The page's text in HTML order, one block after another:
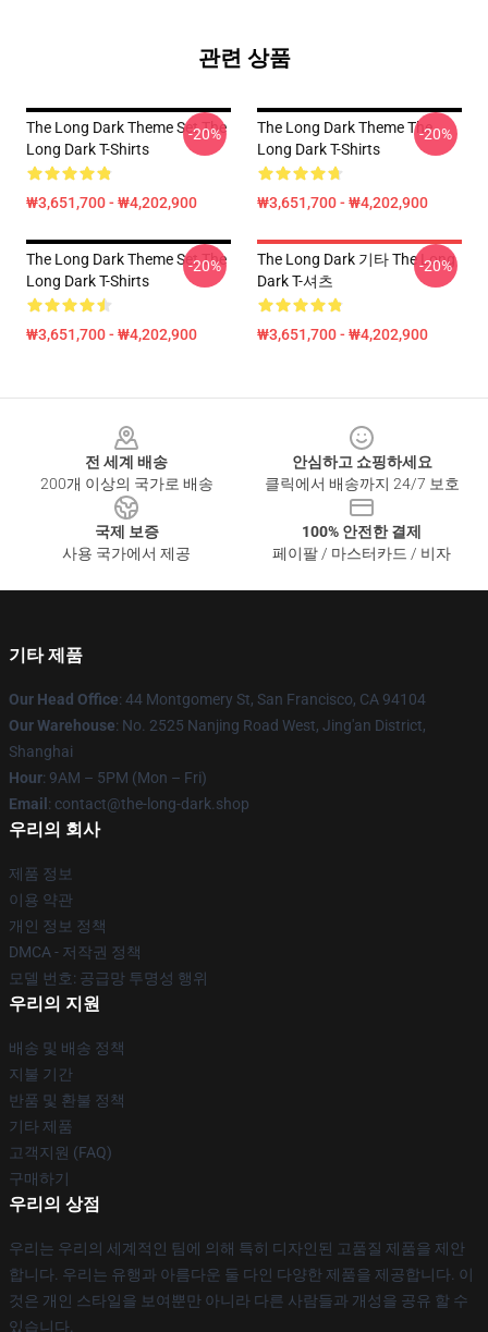
관련 상품
The Long Dark Theme Set The
Long Dark T-Shirts
₩3,651,700 - ₩4,202,900
-20%
The Long Dark Theme The
Long Dark T-Shirts
₩3,651,700 - ₩4,202,900
-20%
The Long Dark Theme Set The
Long Dark T-Shirts
₩3,651,700 - ₩4,202,900
-20%
The Long Dark 기타 The Long
Dark T-셔츠
₩3,651,700 - ₩4,202,900
-20%
전 세계 배송
200개 이상의 국가로 배송
안심하고 쇼핑하세요
클릭에서 배송까지 24/7 보호
국제 보증
사용 국가에서 제공
100% 안전한 결제
페이팔 / 마스터카드 / 비자
기타 제품
Our Head Office: 44 Montgomery St, San Francisco, CA 94104
Our Warehouse: No. 2525 Nanjing Road West, Jing'an District,
Shanghai
Hour: 9AM – 5PM (Mon – Fri)
Email : contact@the-long-dark.shop
우리의 회사
제품 정보
이용 약관
개인 정보 정책
DMCA - 저작권 정책
모델 번호: 공급망 투명성 행위
우리의 지원
배송 및 배송 정책
지불 기간
반품 및 환불 정책
기타 제품
고객지원 (FAQ)
구매하기
우리의 상점
우리는 우리의 세계적인 팀에 의해 특히 디자인된 고품질 제품을 제안
합니다. 우리는 유행과 아름다운 둘 다인 다양한 제품을 제공합니다. 이
것은 개인 스타일을 보여뿐만 아니라 다른 사람들과 개성을 공유 할 수
있습니다.